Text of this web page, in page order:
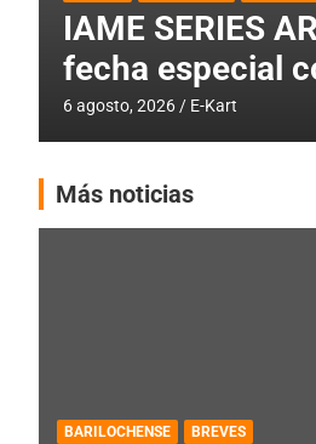
IAME SERIES
fecha con
4 agosto, 2026 E-Kart
Más noticias
BARILOCHENSE BREVES